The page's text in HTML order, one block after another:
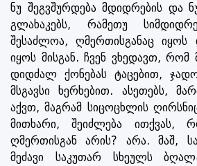
ნუ შეგვშურდება მდიდრების და
გლახაკებს, რამეთუ
შესაძლოა, ღმერთისგანაც
იყოს მისგან. ჩვენ ვხედავთ, რომ
დიდძალ ქონებას ტაცებით,
მსგავსი ხერხებით. ასეთებს,
აქვთ, მაგრამ სიცოცხლის
მითხარი, შეიძლება ითქვას,
ღმერთისგან არის? არა. მაშ,
მეძავი საკუთარ სხეულს